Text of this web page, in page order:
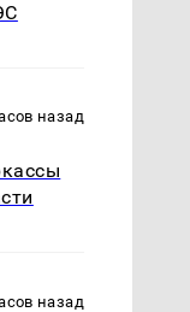
назад
назад